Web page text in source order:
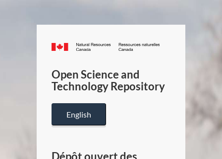
Canada.ca
/
Canada
Open Science and
Technology Repository
English
Dépôt ouvert des